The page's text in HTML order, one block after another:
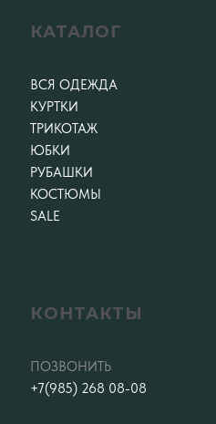
КАТАЛОГ
ВСЯ ОДЕЖДА
КУРТКИ
ТРИКОТАЖ
ЮБКИ
РУБАШКИ
КОСТЮМЫ
SALE
КОНТАКТЫ
ПОЗВОНИТЬ
+7(985) 268 08-08